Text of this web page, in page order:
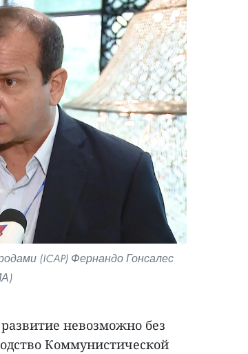
(ICAP) Фернандо Гонсалес
невозможно без
Коммунистической